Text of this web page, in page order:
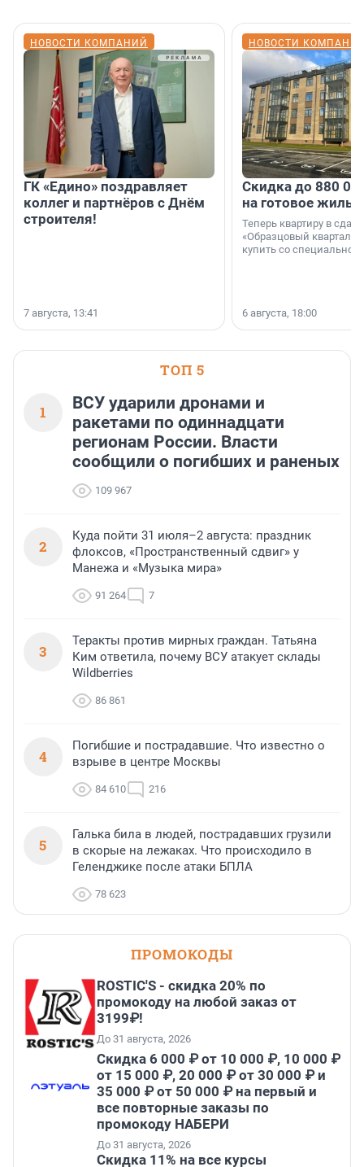
НОВОСТИ КОМПАНИЙ
ГК «Едино» поздравляет
коллег и партнёров с Днём
строителя!
7 августа, 13:41
НОВОСТИ
Скидка до 880
на готовое
Теперь квартиру в
«Образцовый квартал
купить со специальной
6 августа, 18:00
ТОП 5
1
ВСУ ударили дронами и
ракетами по одиннадцати
регионам России. Власти
сообщили о погибших и раненых
109 967
2
Куда пойти 31 июля–2 августа: праздник
флоксов, «Пространственный сдвиг» у
Манежа и «Музыка мира»
91 264 7
3
Теракты против мирных граждан. Татьяна
Ким ответила, почему ВСУ атакует склады
Wildberries
86 861
4
Погибшие и пострадавшие. Что известно о
взрыве в центре Москвы
84 610 216
5
Галька била в людей, пострадавших грузили
в скорые на лежаках. Что происходило в
Геленджике после атаки БПЛА
78 623
ПРОМОКОДЫ
ROSTIC'S - скидка 20% по
промокоду на любой заказ от
3199₽!
До 31 августа, 2026
Скидка 6 000 ₽ от 10 000 ₽, 10 000 ₽
от 15 000 ₽, 20 000 ₽ от 30 000 ₽ и
35 000 ₽ от 50 000 ₽ на первый и
все повторные заказы по
промокоду НАБЕРИ
До 31 августа, 2026
Скидка 11% на все курсы